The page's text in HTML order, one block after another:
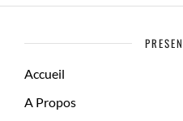
Accueil
A Propos